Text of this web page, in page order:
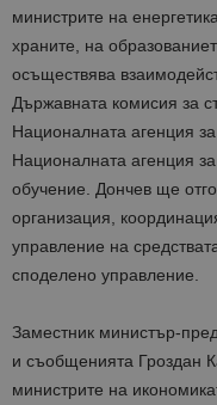
министрите на
храните, на
осъществява
Държавната комисия за
Националната агенция
Националната агенция
обучение. Дончев ще
организация,
управление на
споделено управление.
Заместник министър-
и съобщенията Гроздан
министрите на